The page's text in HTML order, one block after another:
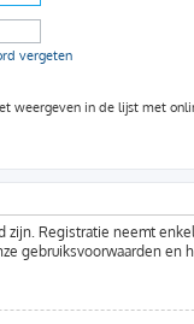
vergeten
weergeven in de lijst met
Registratie neemt
gebruiksvoorwaarden